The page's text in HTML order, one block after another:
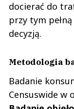
docierać do
przy tym
decyzją.
Metodologia
Badanie
Censuswide w